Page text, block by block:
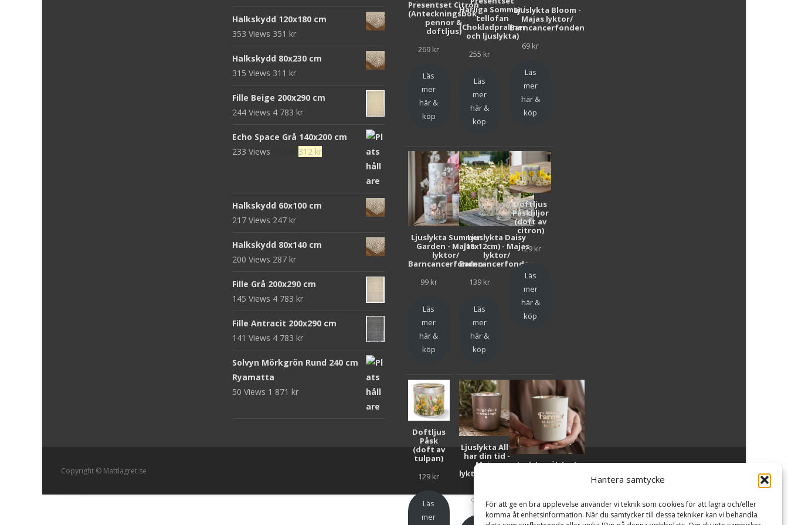
Hantera samtycke
För att ge en bra upplevelse använder vi teknik som cookies för att lagra och/eller
komma åt enhetsinformation. När du samtycker till dessa tekniker kan vi behandla
priset priset
Halkskydd 120x180 cm
353 Views 351 kr
Halkskydd 80x230 cm
315 Views 311 kr
Fille Beige 200x290 cm
244 Views 4 783 kr
Echo Space Grå 140x200 cm
233 Views
Det
952 kr.
312 krDet
Halkskydd 60x100 cm
217 Views 247 kr
Halkskydd 80x140 cm
200 Views 287 kr
Fille Grå 200x290 cm
145 Views 4 783 kr
Fille Antracit 200x290 cm
141 Views 4 783 kr
Solvyn Mörkgrön Rund 240 cm
Ryamatta
50 Views 1 871 kr
Presentset Citron
(Anteckningsbok,
pennor &
doftljus)
269 kr
Läs
mer
här &
köp
Härliga Sommar i
cellofan
(Chokladpraliner
och ljuslykta)
255 kr
Läs
mer
här &
köp
Ljuslykta Bloom -
Majas lyktor/
Barncancerfonden
69 kr
Läs
mer
här &
köp
Ljuslykta Summer
Garden - Majas
lyktor/
Barncancerfonden
99 kr
Läs
mer
här &
köp
Ljuslykta Daisy
(10x12cm) - Majas
lyktor/
Barncancerfonden
139 kr
Läs
mer
här &
köp
Doftljus
Påskliljor
(doft av
citron)
129 kr
Läs
mer
här &
köp
Doftljus
Påsk
(doft av
tulpan)
129 kr
Läs
mer
Ljuslykta Allt
har din tid -
Majas
lyktor/Suicide
99
kr
Ljuslykta Älskade
99kr
Copyright © Mattlagret.se